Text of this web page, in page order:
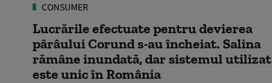
CONSUMER
Lucrările efectuate pentru devierea
pârâului Corund s-au încheiat. Salina
rămâne inundată, dar sistemul utilizat
este unic în România